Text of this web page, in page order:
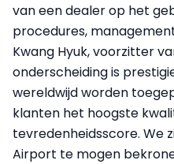
van een dealer op het
procedures,
Kwang Hyuk, voorzitter
onderscheiding is
wereldwijd worden
klanten het hoogste
tevredenheidsscore. We
Airport te mogen